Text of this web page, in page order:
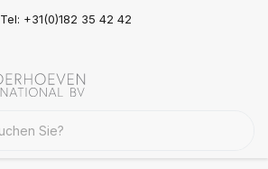
Tel: +31(0)182 35 42 42